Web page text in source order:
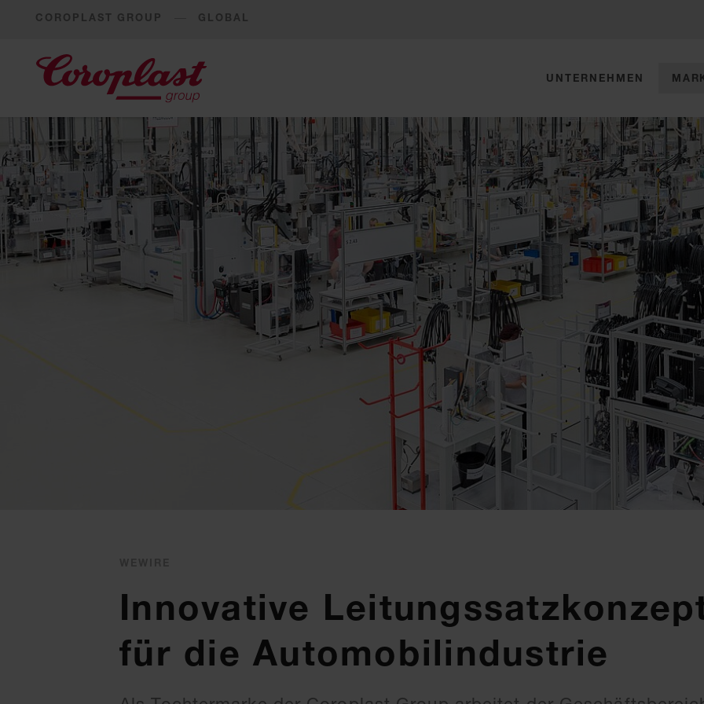
COROPLAST GROUP GLOBAL
UNTERNEHMEN
Innovative
für die Automobilindustrie